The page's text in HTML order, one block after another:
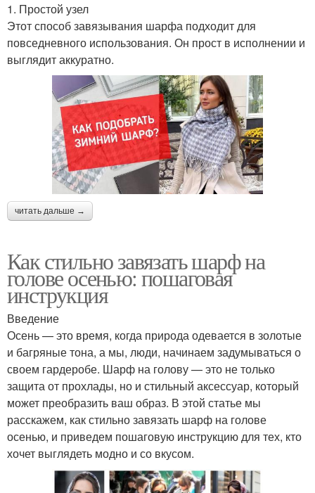
1. Простой узел
Этот способ завязывания шарфа подходит для
повседневного использования. Он прост в исполнении и
выглядит аккуратно.
читать дальше →
Как стильно завязать шарф на
голове осенью: пошаговая
инструкция
Введение
Осень — это время, когда природа одевается в золотые
и багряные тона, а мы, люди, начинаем задумываться о
своем гардеробе. Шарф на голову — это не только
защита от прохлады, но и стильный аксессуар, который
может преобразить ваш образ. В этой статье мы
расскажем, как стильно завязать шарф на голове
осенью, и приведем пошаговую инструкцию для тех, кто
хочет выглядеть модно и со вкусом.